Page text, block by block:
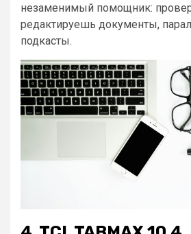
незаменимый помощник:
редактируешь документы,
подкасты.